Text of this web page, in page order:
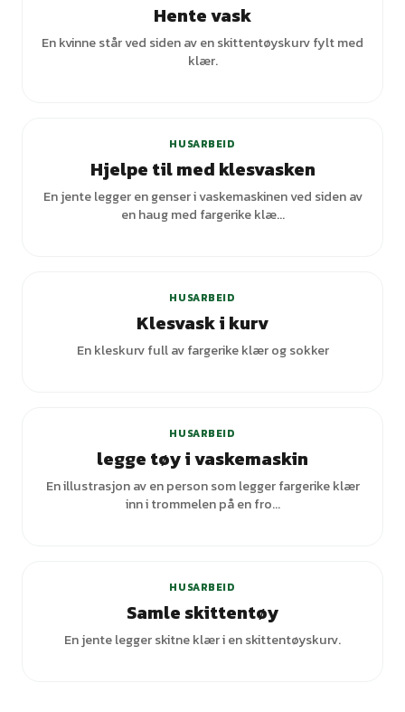
Hente vask
En kvinne står ved siden av en skittentøyskurv fylt med
klær.
HUSARBEID
Hjelpe til med klesvasken
En jente legger en genser i vaskemaskinen ved siden av
en haug med fargerike klæ...
HUSARBEID
Klesvask i kurv
En kleskurv full av fargerike klær og sokker
HUSARBEID
legge tøy i vaskemaskin
En illustrasjon av en person som legger fargerike klær
inn i trommelen på en fro...
HUSARBEID
Samle skittentøy
En jente legger skitne klær i en skittentøyskurv.